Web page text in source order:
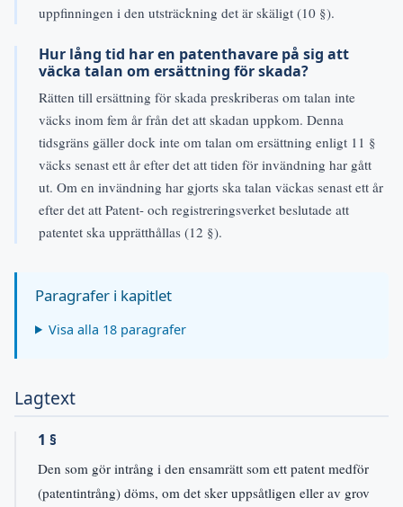
uppfinningen i den utsträckning det är skäligt (10 §).
Hur lång tid har en patenthavare på sig att
väcka talan om ersättning för skada?
Rätten till ersättning för skada preskriberas om talan inte
väcks inom fem år från det att skadan uppkom. Denna
tidsgräns gäller dock inte om talan om ersättning enligt 11 §
väcks senast ett år efter det att tiden för invändning har gått
ut. Om en invändning har gjorts ska talan väckas senast ett år
efter det att Patent- och registreringsverket beslutade att
patentet ska upprätthållas (12 §).
Paragrafer i kapitlet
Visa alla 18 paragrafer
Lagtext
1 §
Den som gör intrång i den ensamrätt som ett patent medför
(patentintrång) döms, om det sker uppsåtligen eller av grov